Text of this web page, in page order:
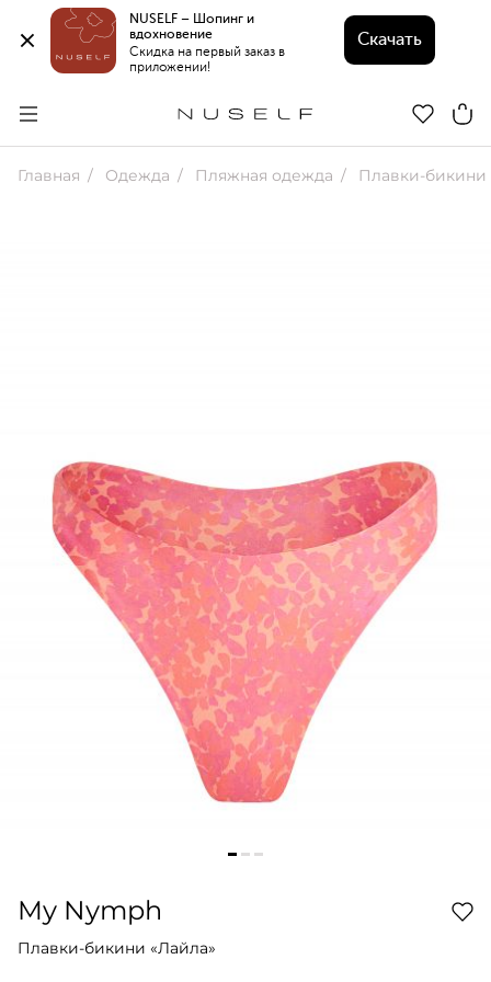
NUSELF – Шопинг и
вдохновение
Скидка на первый заказ в
приложении!
Скачать
Главная Одежда Пляжная одежда Плавки-бикини
My Nymph
Плавки-бикини «Лайла»